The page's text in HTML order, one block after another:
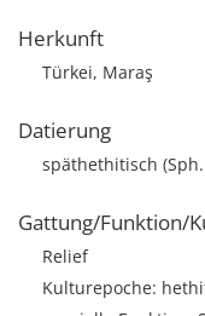
Herkunft
Türkei, Maraş
Datierung
späthethitisch
Gattung/Funktion/
Relief
Kulturepoche: